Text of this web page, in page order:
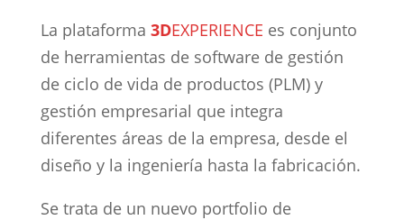
La plataforma 3DEXPERIENCE es conjunto
de herramientas de software de gestión
de ciclo de vida de productos (PLM) y
gestión empresarial que integra
diferentes áreas de la empresa, desde el
diseño y la ingeniería hasta la fabricación.
Se trata de un nuevo portfolio de